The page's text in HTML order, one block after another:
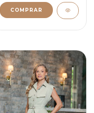
COMPRAR